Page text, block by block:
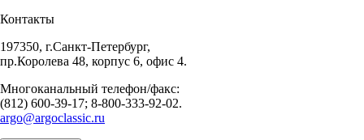
Контакты
197350, г.Санкт-Петербург,
пр.Королева 48, корпус 6, офис 4.
Многоканальный телефон/факс:
(812) 600-39-17; 8-800-333-92-02.
argo@argoclassic.ru